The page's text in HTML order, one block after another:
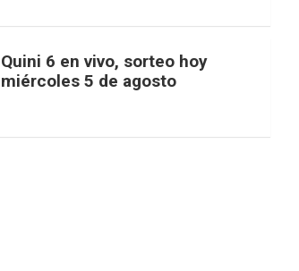
Quini 6 en vivo, sorteo hoy
miércoles 5 de agosto